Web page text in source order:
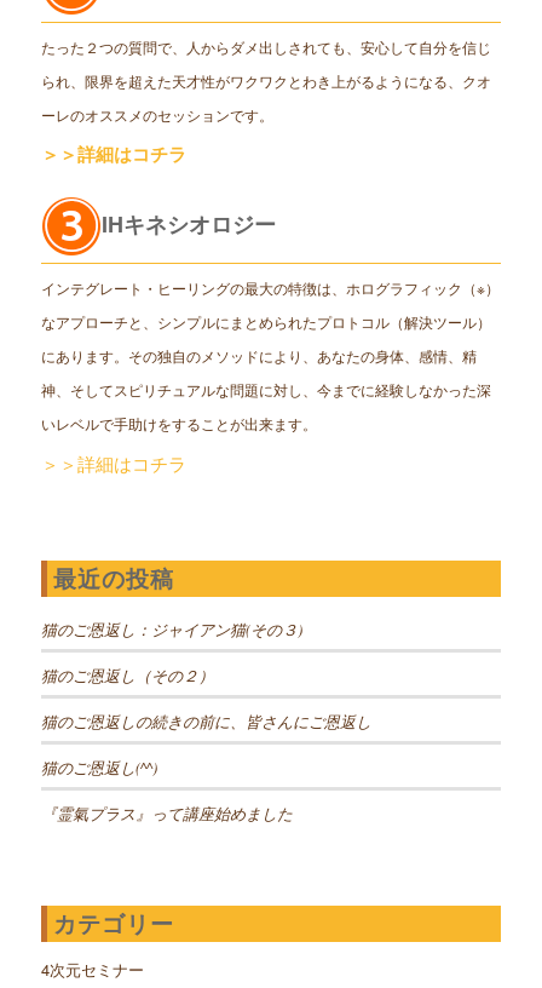
たった２つの質問で、人からダメ出しされても、安心して自分を信じ
られ、限界を超えた天才性がワクワクとわき上がるようになる、クオ
ーレのオススメのセッションです。
＞＞詳細はコチラ
IHキネシオロジー
インテグレート・ヒーリングの最大の特徴は、ホログラフィック（※）
なアプローチと、シンプルにまとめられたプロトコル（解決ツール）
にあります。その独自のメソッドにより、あなたの身体、感情、精
神、そしてスピリチュアルな問題に対し、今までに経験しなかった深
いレベルで手助けをすることが出来ます。
＞＞詳細はコチラ
最近の投稿
猫のご恩返し：ジャイアン猫(その３)
猫のご恩返し（その２）
猫のご恩返しの続きの前に、皆さんにご恩返し
猫のご恩返し(^^)
『霊氣プラス』って講座始めました
カテゴリー
4次元セミナー